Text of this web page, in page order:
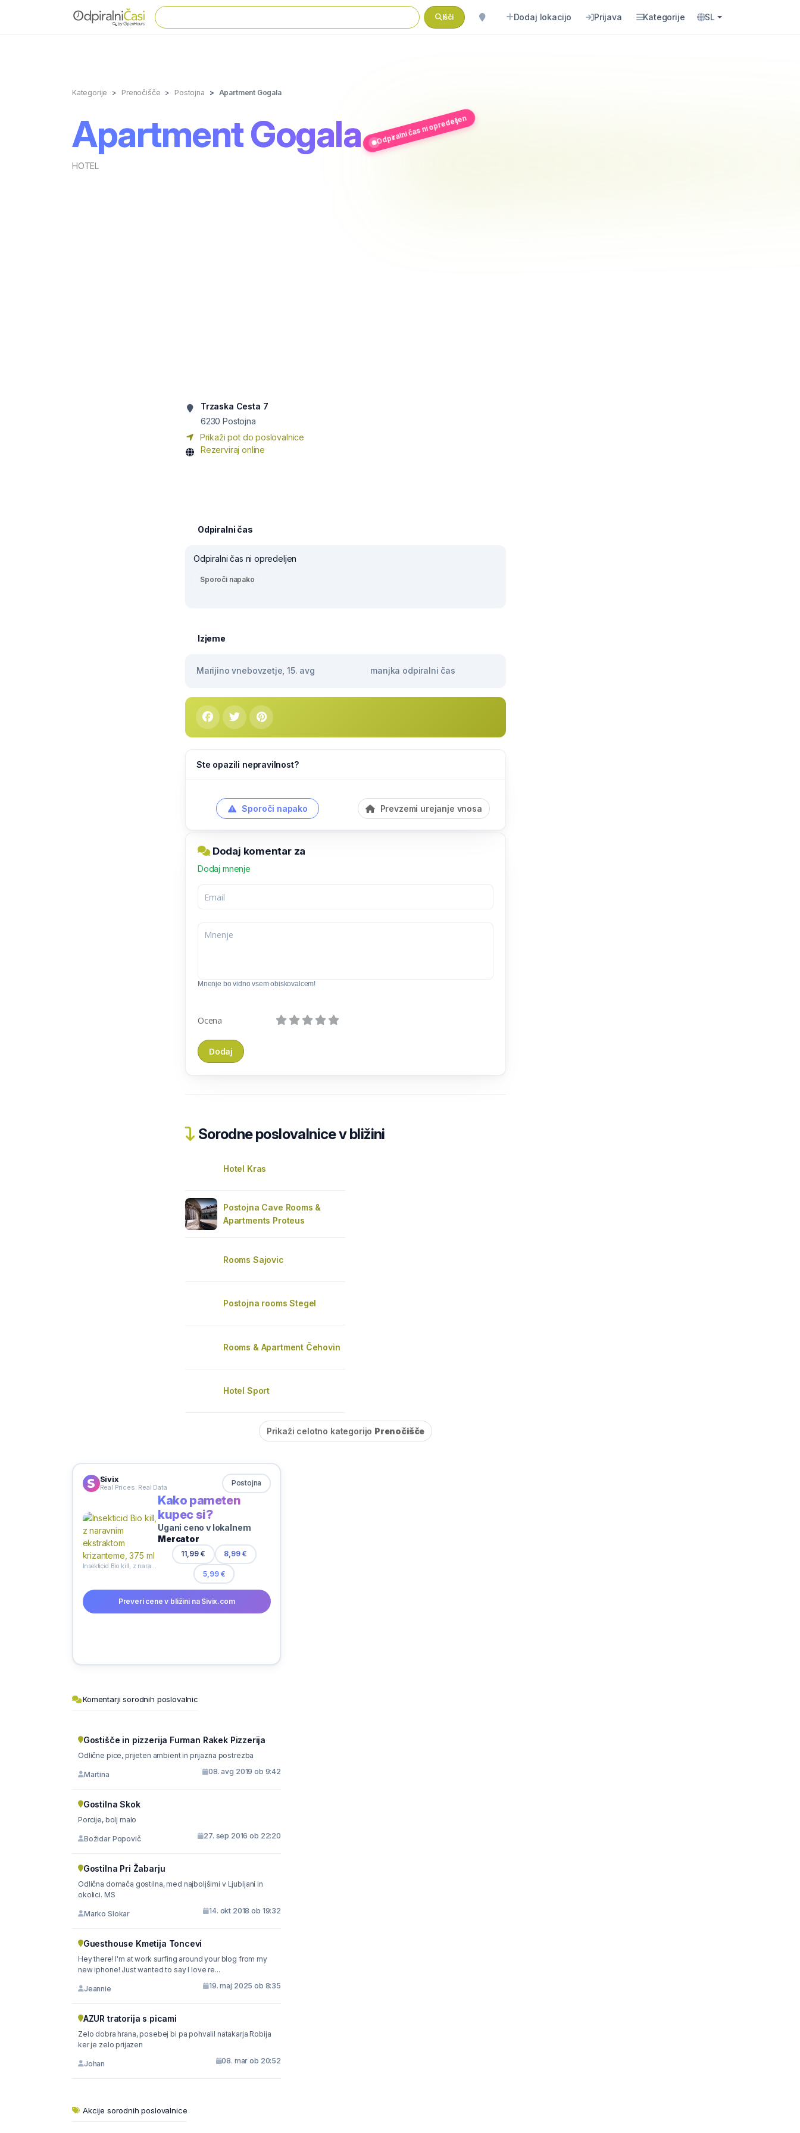
Išči Dodaj lokacijo Prijava Kategorije SL
Kategorije Prenočišče Postojna Apartment Gogala
Apartment Gogala
HOTEL
Odpiralni čas ni opredeljen
Trzaska Cesta 7
6230 Postojna
Prikaži pot do poslovalnice
Rezerviraj online
Odpiralni čas
Odpiralni čas ni opredeljen
Sporoči napako
Izjeme
Marijino vnebovzetje, 15. avg manjka odpiralni čas
Ste opazili nepravilnost?
Sporoči napako Prevzemi urejanje vnosa
Dodaj komentar za
Dodaj mnenje
Mnenje bo vidno vsem obiskovalcem!
Ocena
Sorodne poslovalnice v bližini
Hotel Kras
Postojna Cave Rooms &
Apartments Proteus
Rooms Sajovic
Postojna rooms Stegel
Rooms & Apartment Čehovin
Hotel Sport
Prikaži celotno kategorijo Prenočišče
Sivix
Real Prices. Real Data Postojna
Kako pameten
kupec si?
Ugani ceno v lokalnem
Mercator
11,99 € 8,99 €
5,99 €
Preveri cene v bližini na Sivix.com
Komentarji sorodnih poslovalnic
Gostišče in pizzerija Furman Rakek Pizzerija
Odlične pice, prijeten ambient in prijazna postrezba
Martina 08. avg 2019 ob 9:42
Gostilna Skok
Porcije, bolj malo
Božidar Popovič 27. sep 2016 ob 22:20
Gostilna Pri Žabarju
Odlična domača gostilna, med najboljšimi v Ljubljani in
okolici. MS
Marko Slokar 14. okt 2018 ob 19:32
Guesthouse Kmetija Toncevi
Hey there! I'm at work surfing around your blog from my
new iphone! Just wanted to say I love re...
Jeannie 19. maj 2025 ob 8:35
AZUR tratorija s picami
Zelo dobra hrana, posebej bi pa pohvalil natakarja Robija
ker je zelo prijazen
Johan 08. mar ob 20:52
Akcije sorodnih poslovalnice